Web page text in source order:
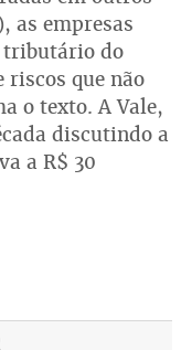
as empresas
tributário do
riscos que não
o texto. A Vale,
discutindo a
a R$ 30